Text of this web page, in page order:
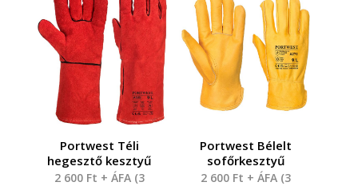
Portwest Téli
hegesztő kesztyű
2 600 Ft + ÁFA (3
Portwest Bélelt
sofőrkesztyű
2 600 Ft + ÁFA (3